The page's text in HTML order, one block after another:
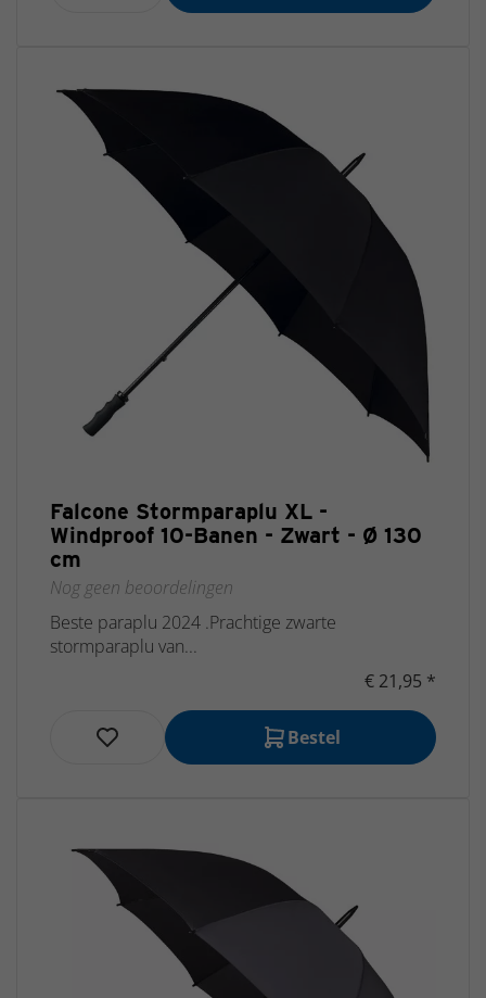
Falcone Stormparaplu XL -
Windproof 10-Banen - Zwart - Ø 130
cm
Nog geen beoordelingen
Beste paraplu 2024 .Prachtige zwarte
stormparaplu van...
€ 21,95 *
Bestel